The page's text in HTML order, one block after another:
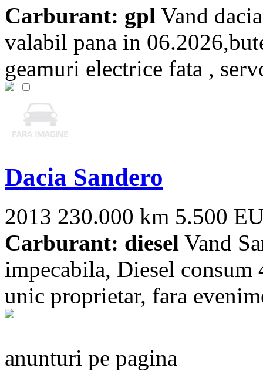
Carburant: gpl Vand
valabil pana in
geamuri electrice fata ,
Dacia Sandero
2013 230.000 km 5.500
Carburant: diesel Vand
impecabila, Diesel
unic proprietar, fara
anunturi pe pagina